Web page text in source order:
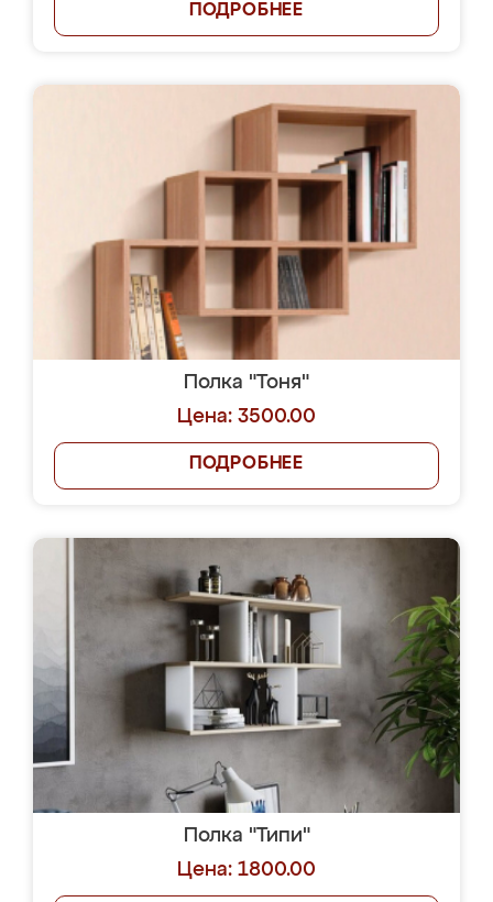
ПОДРОБНЕЕ
Полка "Тоня"
Цена: 3500.00
ПОДРОБНЕЕ
Полка "Типи"
Цена: 1800.00